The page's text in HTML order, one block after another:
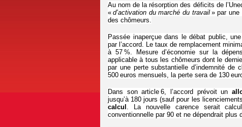
Au nom de la résorption des déficits de
« d’activation du marché du travail» par une
des chômeurs.
Passée inaperçue dans le débat public,
par l’accord. Le taux de remplacement
à 57 %. Mesure d’économie sur la
applicable à tous les chômeurs dont le
par une perte substantielle d’indemnité de
500 euros mensuels, la perte sera de 130
Dans son article 6, l’accord prévoit un
jusqu’à 180 jours (sauf pour les
calcul . La nouvelle carence serait
conventionnelle par 90 et ne dépendrait plus